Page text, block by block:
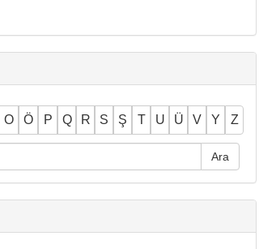
O Ö P Q R S Ş T U Ü V Y Z